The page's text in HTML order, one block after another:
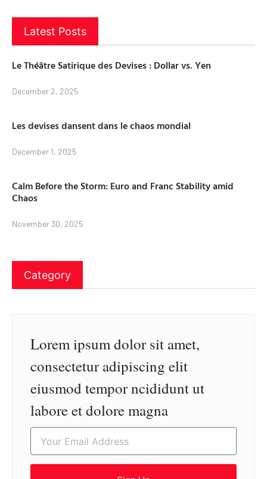
Latest Posts
Le Théâtre Satirique des Devises : Dollar vs. Yen
December 2, 2025
Les devises dansent dans le chaos mondial
December 1, 2025
Calm Before the Storm: Euro and Franc Stability amid
Chaos
November 30, 2025
Category
Lorem ipsum dolor sit amet,
consectetur adipiscing elit
eiusmod tempor ncididunt ut
labore et dolore magna